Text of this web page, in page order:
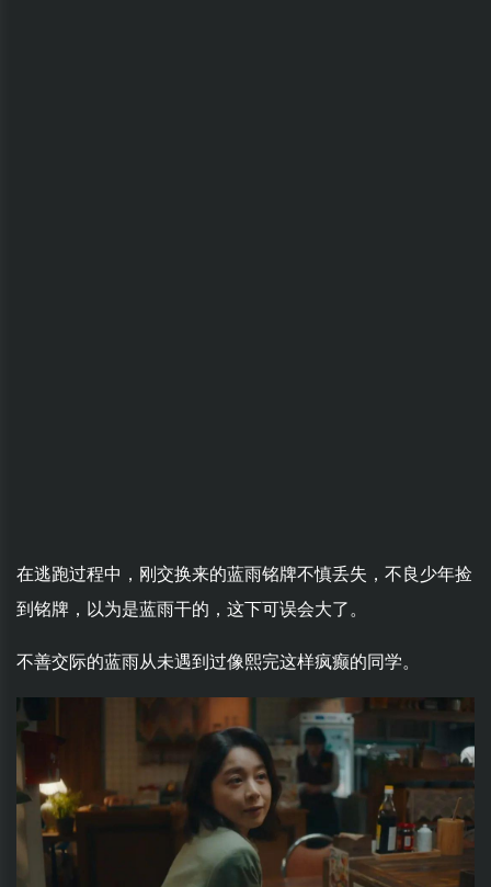
在逃跑过程中，刚交换来的蓝雨铭牌不慎丢失，不良少年捡
到铭牌，以为是蓝雨干的，这下可误会大了。
不善交际的蓝雨从未遇到过像熙完这样疯癫的同学。